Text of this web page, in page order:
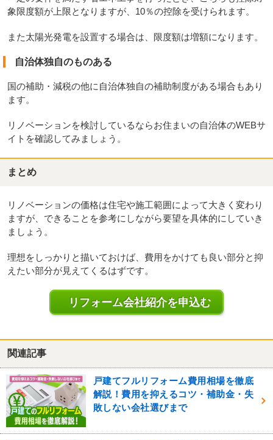
象限度額が上限となりますが、10％の控除を受けられます。
また太陽光発電を設置する場合は、限度額は増額になります。
自治体独自のものある
国の補助・減税の他に自治体独自の補助制度がある場合もあり
ます。
リノベーションを検討しているならお住まいの自治体のWEBサ
イトを確認してみましょう。
まとめ
リノベーションの価格は住宅や施工範囲によって大きく変わり
ますが、できることを参考にしながら要望を具体的にしていき
ましょう。
理想をしっかりと描いておけば、費用をかけても良い部分と抑
えたい部分が見えてくるはずです。
リフォーム会社紹介を申込む
関連記事
戸建てフルリフォーム費用相場を徹底
解説！費用を抑えるコツ・補助金・失
敗しない会社選びまで